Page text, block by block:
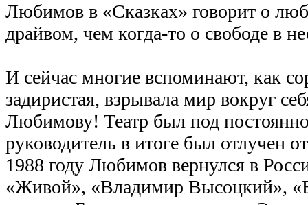
Любимов в «Сказках» говорит о
драйвом, чем когда-то о свободе в
И сейчас многие вспоминают, как
задиристая, взрывала мир вокруг
Любимову! Театр был под
руководитель в итоге был отлучен
1988 году Любимов вернулся в
«Живой», «Владимир Высоцкий»,